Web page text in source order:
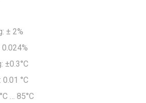
± 2%
±0.3°C
°C
… 85°C